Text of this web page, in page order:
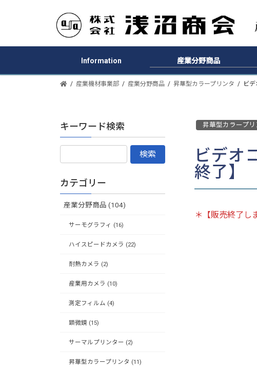
Information 産業分野商品
産業機材事業部 産業分野商品 昇華型カラープリンタ ビ
昇華型カラープリ
ビデオ
終了】
＊【販売終了し
キーワード検索
カテゴリー
産業分野商品 (104)
サーモグラフィ (16)
ハイスピードカメラ (22)
耐熱カメラ (2)
産業用カメラ (10)
測定フィルム (4)
顕微鏡 (15)
サーマルプリンター (2)
昇華型カラープリンタ (11)